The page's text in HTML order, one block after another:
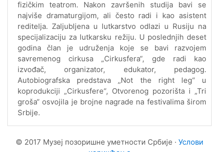
fizičkim teatrom. Nakon završenih studija bavi se
najviše dramaturgijom, ali često radi i kao asistent
reditelja. Zaljubljena u lutkarstvo odlazi u Rusiju na
specijalizaciju za lutkarsku režiju. U poslednjih deset
godina član je udruženja koje se bavi razvojem
savremenog cirkusa „Cirkusfera“, gde radi kao
izvođač, organizator, edukator, pedagog.
Autobiografska predstava ‚‚Not the right leg“ u
koprodukciji „Cirkusfere“, Otvorenog pozorišta i „Tri
groša“ osvojila je brojne nagrade na festivalima širom
Srbije.
© 2017 Музеј позоришне уметности Србије · Услови